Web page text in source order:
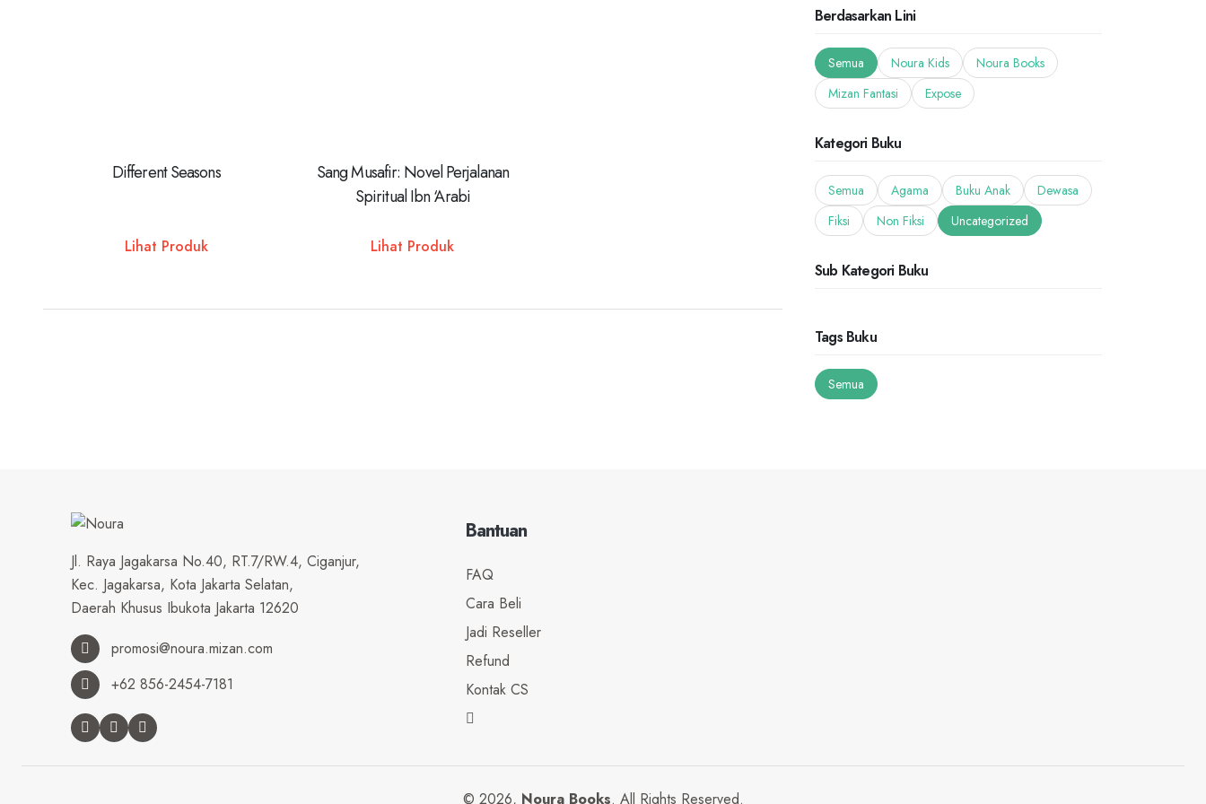
Different Seasons
Lihat Produk
Sang Musafir: Novel Perjalanan
Spiritual Ibn ‘Arabi
Lihat Produk
Berdasarkan Lini
Semua Noura Kids
Noura Books
Mizan Fantasi
Expose
Kategori Buku
Semua Agama Buku Anak
Dewasa
Fiksi
Non Fiksi Uncategorized
Sub Kategori Buku
Tags Buku
Semua
Jl. Raya Jagakarsa No.40, RT.7/RW.4, Ciganjur,
Kec. Jagakarsa, Kota Jakarta Selatan,
Daerah Khusus Ibukota Jakarta 12620
promosi@noura.mizan.com
+62 856-2454-7181
Bantuan
FAQ
Cara Beli
Jadi Reseller
Refund
Kontak CS
© 2026, Noura Books. All Rights Reserved.